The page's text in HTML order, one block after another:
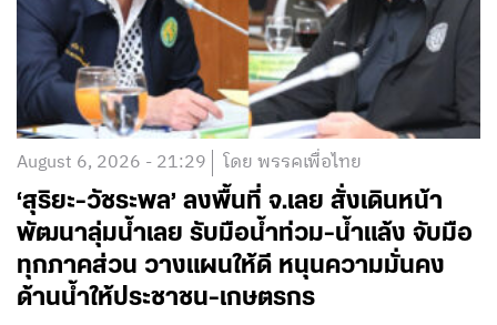
August 6, 2026 - 21:29 โดย พรรคเพื่อไทย
‘สุริยะ-วัชระพล’ ลงพื้นที่ จ.เลย สั่งเดินหน้า
พัฒนาลุ่มน้ำเลย รับมือน้ำท่วม-น้ำแล้ง จับมือ
ทุกภาคส่วน วางแผนให้ดี หนุนความมั่นคง
ด้านน้ำให้ประชาชน-เกษตรกร